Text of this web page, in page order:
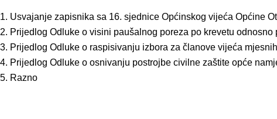
1. Usvajanje zapisnika sa 16. sjednice Općinskog vijeća Općine
2. Prijedlog Odluke o visini paušalnog poreza po krevetu
3. Prijedlog Odluke o raspisivanju izbora za članove vijeća
4. Prijedlog Odluke o osnivanju postrojbe civilne zaštite opće
5. Razno